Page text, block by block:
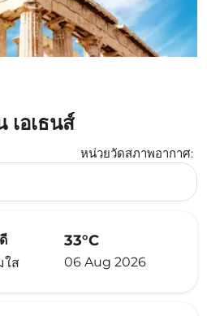
เอเธนส์
หน่วยวัดสภาพอากาศ:
ยส Selected
ใส
33°C
06 Aug 2026